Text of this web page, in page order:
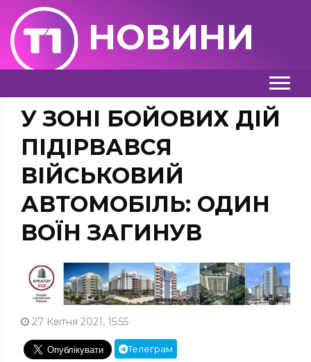
НОВИНИ
У ЗОНІ БОЙОВИХ ДІЙ
ПІДІРВАВСЯ
ВІЙСЬКОВИЙ
АВТОМОБІЛЬ: ОДИН
ВОЇН ЗАГИНУВ
27 Квітня 2021, 15:55
Телеграм